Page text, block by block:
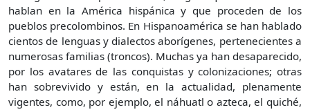
hablan en la América hispánica y que proceden de los
pueblos precolombinos. En Hispanoamérica se han hablado
cientos de lenguas y dialectos aborígenes, pertenecientes a
numerosas familias (troncos). Muchas ya han desaparecido,
por los avatares de las conquistas y colonizaciones; otras
han sobrevivido y están, en la actualidad, plenamente
vigentes, como, por ejemplo, el náhuatl o azteca, el quiché,